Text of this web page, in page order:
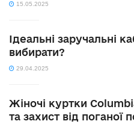
15.05.2025
Ідеальні заручальні
вибирати?
29.04.2025
Жіночі куртки
та захист від поганої